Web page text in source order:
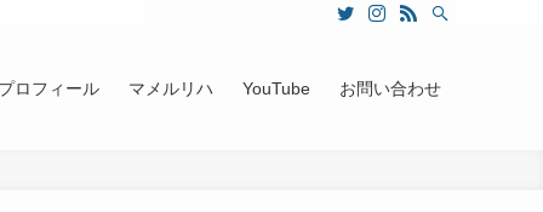
ロフィール マメルリハ YouTube お問い合わせ